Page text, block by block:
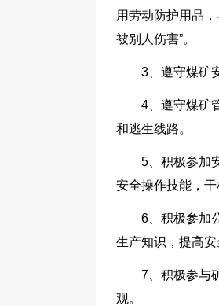
用劳动防护用品
被别人伤害”。
3、遵守煤矿
4、遵守煤矿
和逃生线路。
5、积极参加
安全操作技能，干
6、积极参加
生产知识，提高
7、积极参与
观。